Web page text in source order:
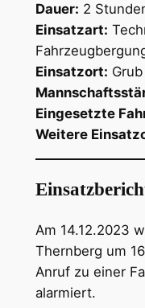
Dauer: 2
Einsatzart:
Einsatzort: Grub
Eingesetzte
Weitere
Am 14.12.2023
Thernberg um
Anruf zu einer
alarmiert.